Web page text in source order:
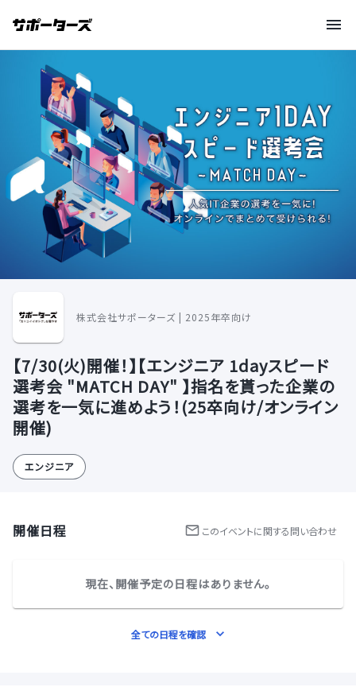
株式会社サポーターズ | 2025年卒向け
【7/30(火)開催！】【エンジニア 1dayスピード
選考会 "MATCH DAY" 】指名を貰った企業の
選考を一気に進めよう！(25卒向け/オンライン
開催)
エンジニア
開催日程 このイベントに関する問い合わせ
現在、開催予定の日程はありません。
全ての日程を確認